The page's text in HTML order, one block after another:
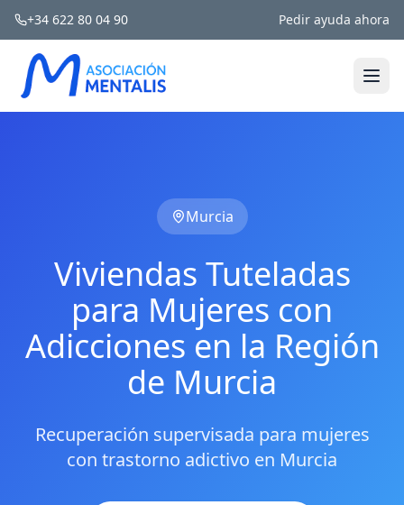
+34 622 80 04 90 Pedir ayuda ahora
Murcia
Viviendas Tuteladas
para Mujeres con
Adicciones en la Región
de Murcia
Recuperación supervisada para mujeres
con trastorno adictivo en Murcia